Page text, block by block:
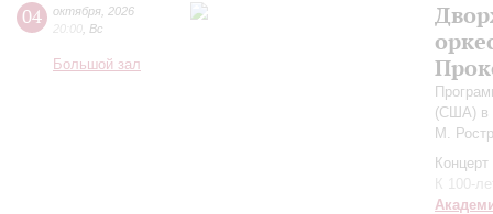
04 октября 2026
20:00 Вс
Большой зал
(США) в
М.
К 100-